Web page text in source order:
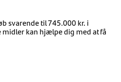
svarende til 745.000 kr. i
kan hjælpe dig med at få